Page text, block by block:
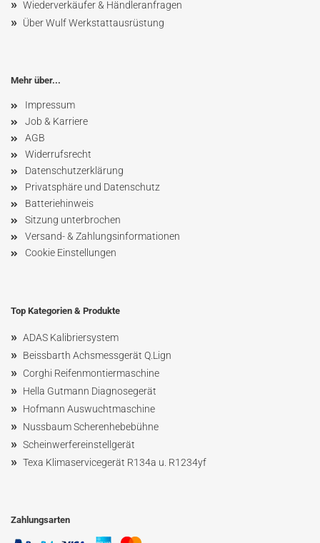
» Wiederverkäufer & Händleranfragen
» Über Wulf Werkstattausrüstung
Mehr über...
Impressum
Job & Karriere
AGB
Widerrufsrecht
Datenschutzerklärung
Privatsphäre und Datenschutz
Batteriehinweis
Sitzung unterbrochen
Versand- & Zahlungsinformationen
Cookie Einstellungen
Top Kategorien & Produkte
» ADAS Kalibriersystem
» Beissbarth Achsmessgerät Q.Lign
» Corghi Reifenmontiermaschine
» Hella Gutmann Diagnosegerät
» Hofmann Auswuchtmaschine
» NussbaumScherenhebebühne
» Scheinwerfereinstellgerät
» Texa Klimaservicegerät R134a u. R1234yf
Zahlungsarten